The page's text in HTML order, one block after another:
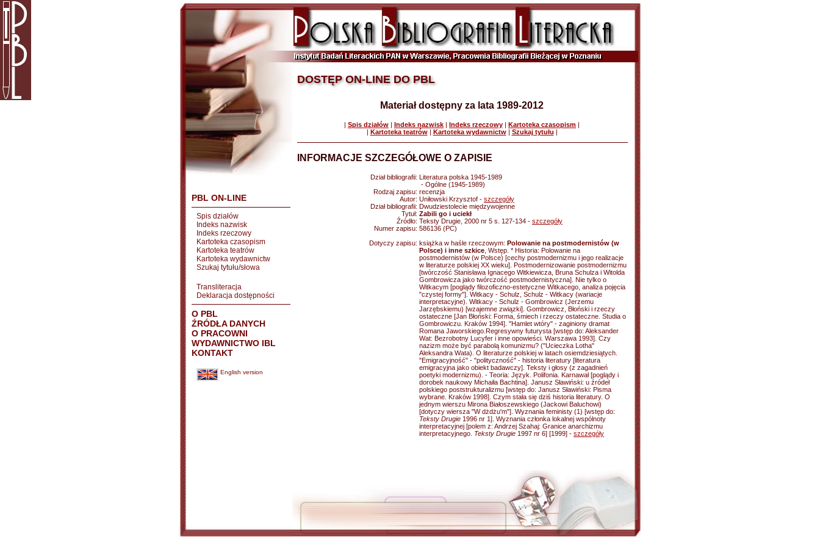
PBL ON-LINE
Spis działów
Indeks nazwisk
Indeks rzeczowy
Kartoteka czasopism
Kartoteka teatrów
Kartoteka wydawnictw
Szukaj tytułu/słowa
Transliteracja
Deklaracja dostępności
O PBL
ŹRÓDŁA DANYCH
O PRACOWNI
WYDAWNICTWO IBL
KONTAKT
English version
DOSTĘP ON-LINE DO PBL
Materiał dostępny za lata 1989-2012
| Spis działów | Indeks nazwisk | Indeks rzeczowy | Kartoteka czasopism |
| Kartoteka teatrów| Kartoteka wydawnictw| Szukaj tytułu |
INFORMACJE SZCZEGÓŁOWE O ZAPISIE
Dział bibliografii: Literatura polska 1945-1989
- Ogólne (1945-1989)
Rodzaj zapisu: recenzja
Autor: Uniłowski Krzysztof - szczegóły
Dział bibliografii: Dwudziestolecie międzywojenne
Tytuł: Zabili go i uciekł
Źródło: Teksty Drugie, 2000 nr 5 s. 127-134 - szczegóły
Numer zapisu: 586136 (PC)
Dotyczy zapisu: książka w haśle rzeczowym: Polowanie na postmodernistów (w
Polsce) i inne szkice , Wstęp. * Historia: Polowanie na
postmodernistów (w Polsce) [cechy postmodernizmu i jego realizacje
w literaturze polskiej XX wieku]. Postmodernizowanie postmodernizmu
[twórczość Stanisława Ignacego Witkiewicza, Bruna Schulza i Witolda
Gombrowicza jako twórczość postmodernistyczna]. Nie tylko o
Witkacym [poglądy filozoficzno-estetyczne Witkacego, analiza pojęcia
"czystej formy"]. Witkacy - Schulz, Schulz - Witkacy (wariacje
interpretacyjne). Witkacy - Schulz - Gombrowicz (Jerzemu
Jarzębskiemu) [wzajemne związki]. Gombrowicz, Błoński i rzeczy
ostateczne [Jan Błoński: Forma, śmiech i rzeczy ostateczne. Studia o
Gombrowiczu. Kraków 1994]. "Hamlet wtóry" - zaginiony dramat
Romana Jaworskiego.Regresywny futurysta [wstęp do: Aleksander
Wat: Bezrobotny Lucyfer i inne opowieści. Warszawa 1993]. Czy
nazizm może być parabolą komunizmu? ("Ucieczka Lotha"
Aleksandra Wata). O literaturze polskiej w latach osiemdziesiątych.
"Emigracyjność" - "polityczność" - historia literatury [literatura
emigracyjna jako obiekt badawczy]. Teksty i głosy (z zagadnień
poetyki modernizmu). - Teoria: Język. Polifonia. Karnawał [poglądy i
dorobek naukowy Michaiła Bachtina]. Janusz Sławiński: u źródeł
polskiego poststrukturalizmu [wstęp do: Janusz Sławiński: Pisma
wybrane. Kraków 1998]. Czym stała się dziś historia literatury. O
jednym wierszu Mirona Białoszewskiego (Jackowi Baluchowi)
[dotyczy wiersza "W dżdżu'm"]. Wyznania feministy (1) [wstęp do:
Teksty Drugie 1996 nr 1]. Wyznania członka lokalnej wspólnoty
interpretacyjnej [polem z: Andrzej Szahaj: Granice anarchizmu
interpretacyjnego. Teksty Drugie 1997 nr 6] [1999] - szczegóły